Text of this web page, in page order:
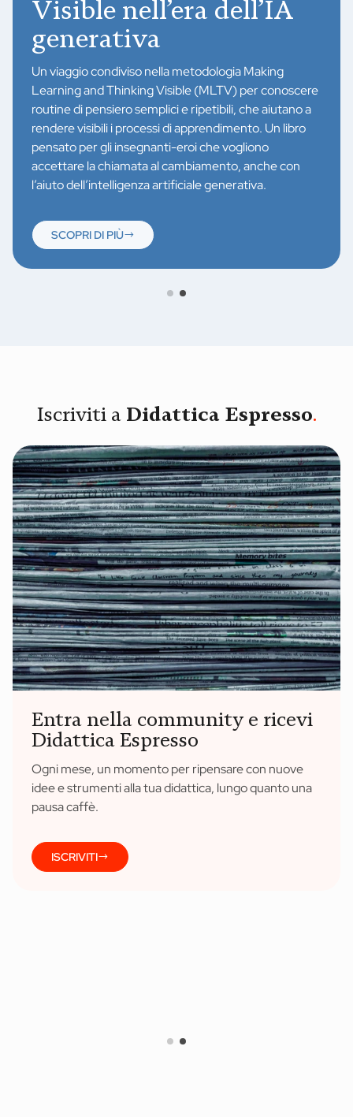
Visible nell’era dell’IA
generativa
Un viaggio condiviso nella metodologia Making
Learning and Thinking Visible (MLTV) per conoscere
routine di pensiero semplici e ripetibili, che aiutano a
rendere visibili i processi di apprendimento. Un libro
pensato per gli insegnanti-eroi che vogliono
accettare la chiamata al cambiamento, anche con
l’aiuto dell’intelligenza artificiale generativa.
SCOPRI DI PIÙ
Iscriviti a Didattica Espresso.
Entra nella community e ricevi
Didattica Espresso
Ogni mese, un momento per ripensare con nuove
idee e strumenti alla tua didattica, lungo quanto una
pausa caffè.
ISCRIVITI